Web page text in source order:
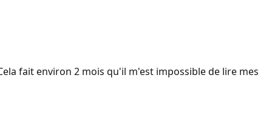
fait environ 2 mois qu'il m'est impossible de lire mes